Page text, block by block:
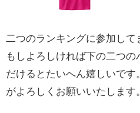
二つのランキングに参加して
もしよろしければ下の二つ
だけるとたいへん嬉しいで
がよろしくお願いいたします。